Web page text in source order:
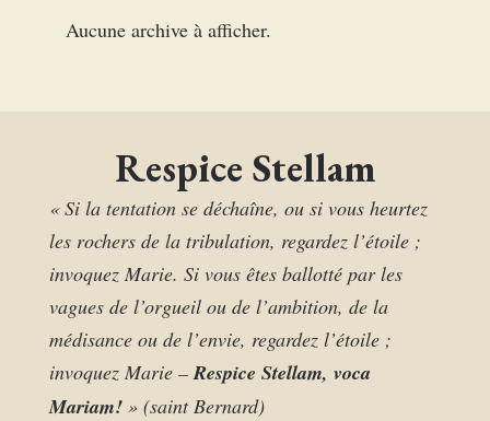
Aucune archive à afficher.
Respice Stellam
« Si la tentation se déchaîne, ou si vous heurtez
les rochers de la tribulation, regardez l’étoile ;
invoquez Marie. Si vous êtes ballotté par les
vagues de l’orgueil ou de l’ambition, de la
médisance ou de l’envie, regardez l’étoile ;
invoquez Marie –Respice Stellam, voca
Mariam! » (saint Bernard)